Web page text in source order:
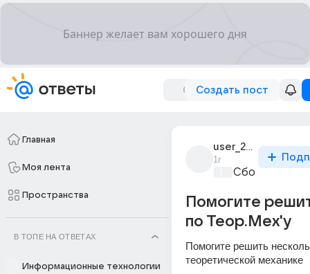
Создать пост
Главная
Моя лента
Пространства
В ТОПЕ НА ОТВЕТАХ
Информационные технологии
user_252289184
1г
Сборная
Помогите
по Теор.Мех'у
Помогите решить
теоретической механике